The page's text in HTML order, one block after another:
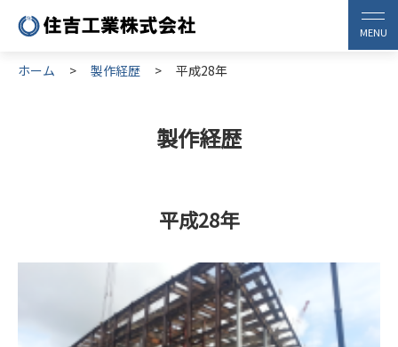
ホーム 製作経歴 平成28年
製作経歴
平成28年